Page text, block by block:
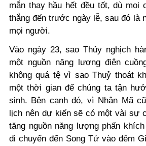
mắn thay hầu hết đều tốt, dù mọi
thẳng đến trước ngày lễ, sau đó là
mọi người.
Vào ngày 23, sao Thủy nghịch
một nguồn năng lượng điên
không quá tệ vì sao Thuỷ thoát
một thời gian để chúng ta tận
sinh. Bên cạnh đó, vì Nhân Mã
lịch nên dự kiến sẽ có một vài sự
tăng nguồn năng lượng phấn
di chuyển đến Song Tử vào đêm